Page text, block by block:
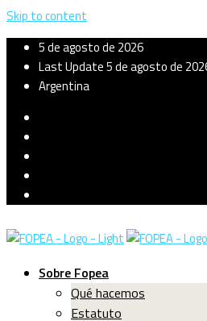
Skip to content
5 de agosto de 2026
Last Update 5 de agosto de
Argentina
Sobre Fopea
Qué hacemos
Estatuto